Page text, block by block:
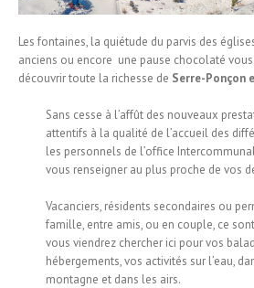
Les fontaines, la quiétude du parvis des
anciens ou encore une pause chocolaté
découvrir toute la richesse de Serre-Ponçon
Sans cesse à l’affût des nouveaux
attentifs à la qualité de l’accueil des
les personnels de l’office
vous renseigner au plus proche de vos
Vacanciers, résidents secondaires ou
famille, entre amis, ou en couple, ce
vous viendrez chercher ici pour vos
hébergements, vos activités sur l’eau,
montagne et dans les airs.